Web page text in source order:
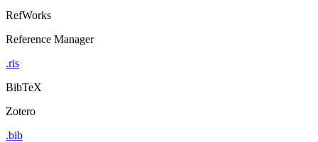
RefWorks
Reference Manager
.ris
BibTeX
Zotero
.bib